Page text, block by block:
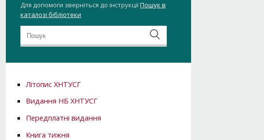
Для допомоги зверніться до інструкціїПошук в
каталозі бібліотеки
Літопис ХНТУСГ
Видання НБ ХНТУСГ
Передплатні видання
Книга тижня